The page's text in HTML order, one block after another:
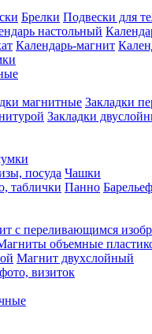
Брелки Подвески для
настольный
Календарь-магнит
магнитные Закладки
Закладки
посуда Чашки
таблички Панно Барельеф
с переливающимся
объемные
Магнит двухслойный
визиток